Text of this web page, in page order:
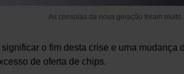
As consolas da nova geração foram
o fim desta crise e uma mudança
de oferta de chips.